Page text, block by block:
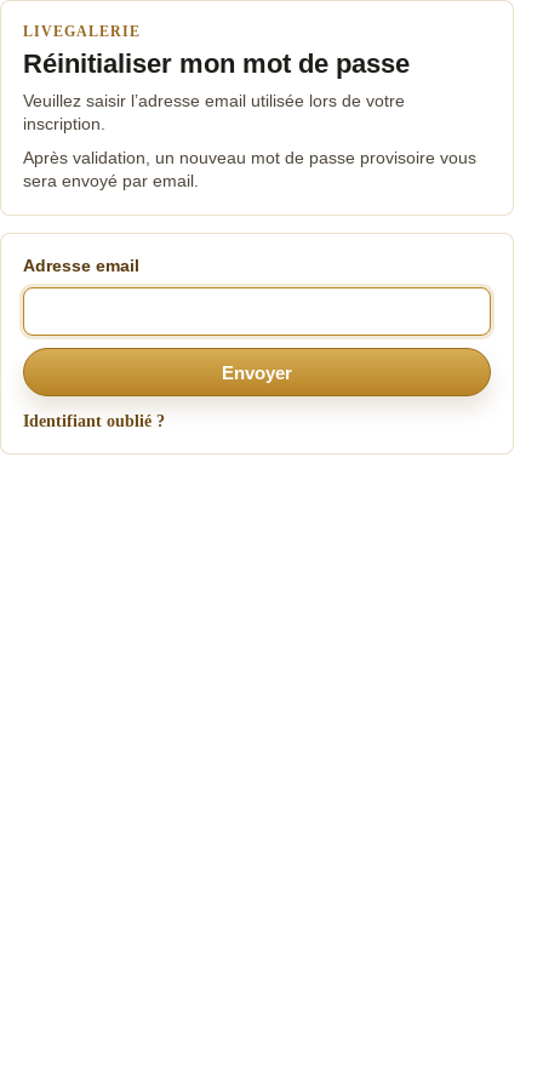
LIVEGALERIE
Réinitialiser mon mot de passe
Veuillez saisir l’adresse email utilisée lors de votre
inscription.
Après validation, un nouveau mot de passe provisoire vous
sera envoyé par email.
Adresse email
Envoyer
Identifiant oublié ?